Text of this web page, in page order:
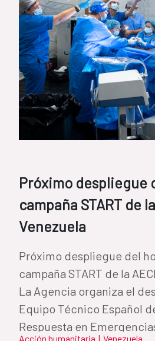
Próximo despliegue
campaña START de
Venezuela
Próximo despliegue del
campaña START de la
La Agencia organiza el
Equipo Técnico Español
Respuesta en
Acción humanitaria | Venezuela